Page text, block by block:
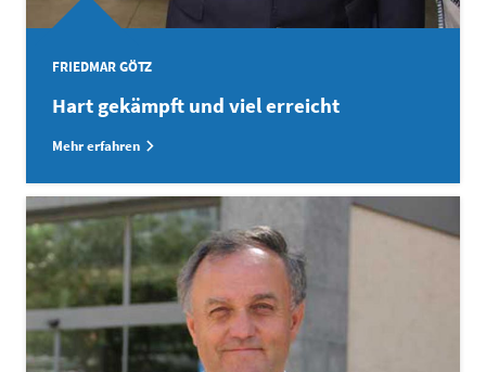
FRIEDMAR GÖTZ
Hart gekämpft und viel erreicht
Mehr erfahren